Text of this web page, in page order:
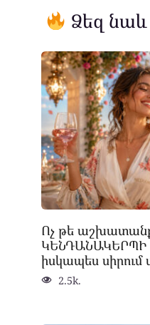
Ձեզ
Ոչ թե աշխատանք,
ԿԵՆԴԱՆԱԿԵՐՊԻ
իսկապես սիրում
2.5k.